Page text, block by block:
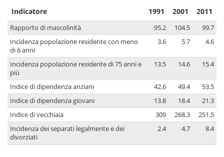
Indicatore 1991 2001 2011
Rapporto di mascolinità 95.2 104.5
99.7
Incidenza popolazione residente con meno
di 6 anni
3.6 5.7 4.6
Incidenza popolazione residente di 75 anni e
più
13.5 14.6 15.4
Indice di dipendenza anziani 42.6 49.4
53.5
Indice di dipendenza giovani
13.8 18.4
21.3
Indice di vecchiaia
309 268.3
251.5
Incidenza dei separati legalmente e dei
divorziati
2.4 4.7 8.4